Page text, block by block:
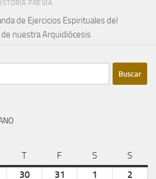
PREVIA
de Ejercicios Espirituales del
nuestra Arquidiócesis
Tjueves F S S
30julio
31 1 2